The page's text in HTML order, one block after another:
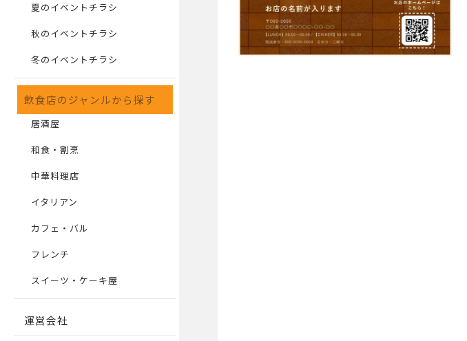
夏のイベントチラシ
秋のイベントチラシ
冬のイベントチラシ
飲食店のジャンルから探す
居酒屋
和食・割烹
中華料理店
イタリアン
カフェ・バル
フレンチ
スイーツ・ケーキ屋
運営会社